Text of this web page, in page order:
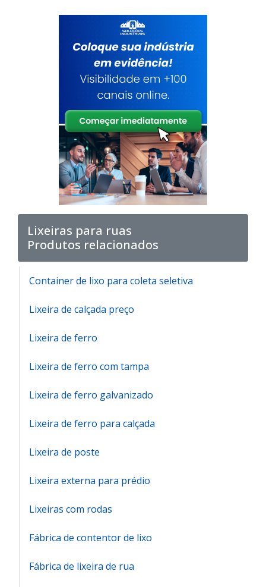
Lixeiras para ruas
Produtos relacionados
Container de lixo para coleta seletiva
Lixeira de calçada preço
Lixeira de ferro
Lixeira de ferro com tampa
Lixeira de ferro galvanizado
Lixeira de ferro para calçada
Lixeira de poste
Lixeira externa para prédio
Lixeiras com rodas
Fábrica de contentor de lixo
Fábrica de lixeira de rua